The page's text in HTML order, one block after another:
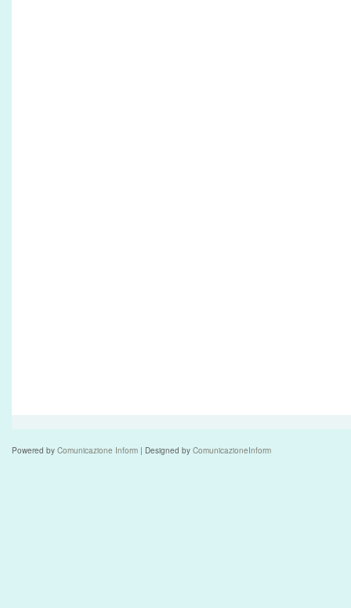
Powered by Comunicazione Inform | Designed by ComunicazioneInform